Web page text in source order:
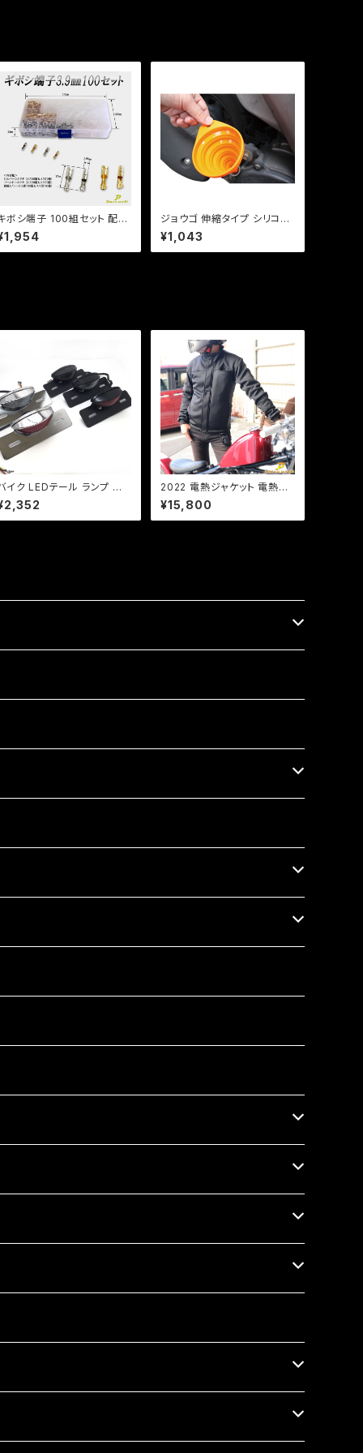
ボシ端子 100組セット 配線
/車 /バイク 整備/3.9m
ケース付/c069【クリック
スト送料無料】
ジョウゴ 伸縮タイプ シリコン
製 車 ・ バイク オイル交換に
メンテナンス
¥1,043
イク LEDテール ランプ 汎
ナンバー灯付 ミニタイプ
ブラック】カスタム テール エ
プ モンキー SR マグナ FT
2022 電熱ジャケット 電熱服
バイク バイクジャケット ヒー
タージャケット インナージャケ
ット 17W インナー QC USB
¥15,800